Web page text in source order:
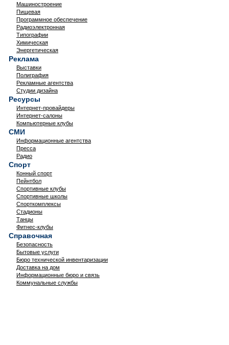
Машиностроение
Пищевая
Программное обеспечение
Радиоэлектронная
Типографии
Химическая
Энергетическая
Реклама
Выставки
Полиграфия
Рекламные агентства
Студии дизайна
Ресурсы
Интернет-провайдеры
Интернет-салоны
Компьютерные клубы
СМИ
Информационные агентства
Пресса
Радио
Спорт
Конный спорт
Пейнтбол
Спортивные клубы
Спортивные школы
Спорткомплексы
Стадионы
Танцы
Фитнес-клубы
Справочная
Безопасность
Бытовые услуги
Бюро технической инвентаризации
Доставка на дом
Информационные бюро и связь
Коммунальные службы